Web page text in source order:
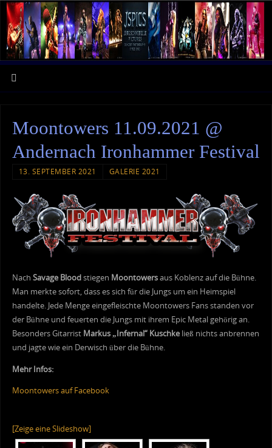
Moontowers 11.09.2021 @
Andernach Ironhammer Festival
13. SEPTEMBER 2021 GALERIE 2021
Nach Savage Bloodstiegen Moontowersaus Koblenz auf die Bühne.
Man merkte sofort, dass es sich für die Jungs um ein Heimspiel
handelte. Jede Menge eingefleischte Moontowers Fans standen vor
der Bühne und feuerten die Jungs mit ihrem Epic Metal gehörig an.
Besonders Gitarrist Markus „Infernal“ Kuschkeließ nichts anbrennen
und jagte wie ein Derwisch über die Bühne.
Mehr Infos:
Moontowers auf Facebook
[Zeige eine Slideshow]